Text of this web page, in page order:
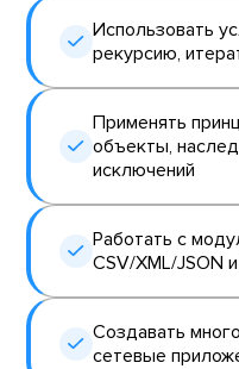
Использовать
рекурсию,
Применять
объекты,
исключений
Работать с
CSV/XML/JSON
Создавать
сетевые